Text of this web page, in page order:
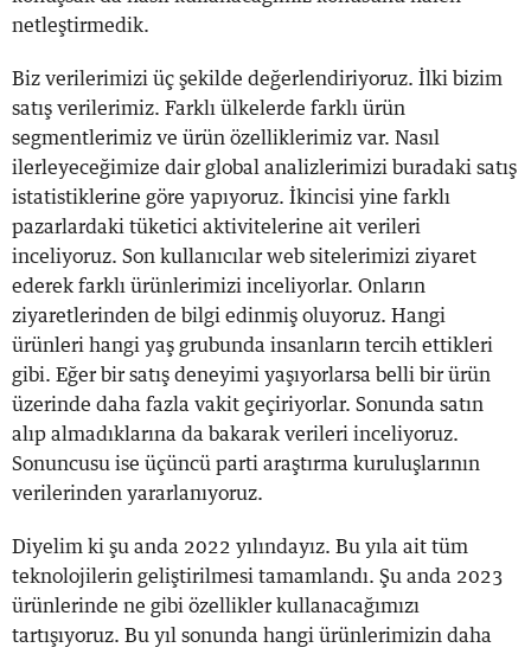
netleştirmedik.
Biz verilerimizi üç şekilde değerlendiriyoruz. İlki bizim
satış verilerimiz. Farklı ülkelerde farklı ürün
segmentlerimiz ve ürün özelliklerimiz var. Nasıl
ilerleyeceğimize dair global analizlerimizi buradaki satış
istatistiklerine göre yapıyoruz. İkincisi yine farklı
pazarlardaki tüketici aktivitelerine ait verileri
inceliyoruz. Son kullanıcılar web sitelerimizi ziyaret
ederek farklı ürünlerimizi inceliyorlar. Onların
ziyaretlerinden de bilgi edinmiş oluyoruz. Hangi
ürünleri hangi yaş grubunda insanların tercih ettikleri
gibi. Eğer bir satış deneyimi yaşıyorlarsa belli bir ürün
üzerinde daha fazla vakit geçiriyorlar. Sonunda satın
alıp almadıklarına da bakarak verileri inceliyoruz.
Sonuncusu ise üçüncü parti araştırma kuruluşlarının
verilerinden yararlanıyoruz.
Diyelim ki şu anda 2022 yılındayız. Bu yıla ait tüm
teknolojilerin geliştirilmesi tamamlandı. Şu anda 2023
ürünlerinde ne gibi özellikler kullanacağımızı
tartışıyoruz. Bu yıl sonunda hangi ürünlerimizin daha